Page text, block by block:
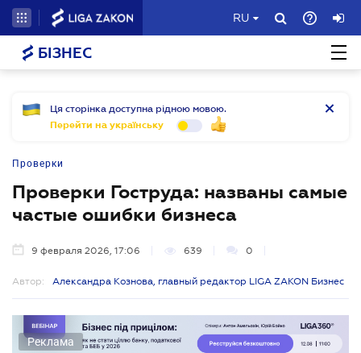
RU
БІЗНЕС
Ця сторінка доступна рідною мовою.
Перейти на українську
Проверки
Проверки Гоструда: названы самые
частые ошибки бизнеса
9 февраля 2026, 17:06 639 0
Автор: Александра Кознова, главный редактор LIGA ZAKON Бизнес
Реклама